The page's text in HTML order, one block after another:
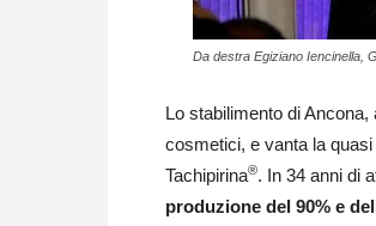
Da destra Egiziano Iencinella,
Lo stabilimento di
cosmetici, e vanta la
Tachipirina®. In 34 anni di
produzione del 90% e